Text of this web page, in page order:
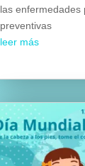
las enfermedades
preventivas
leer más